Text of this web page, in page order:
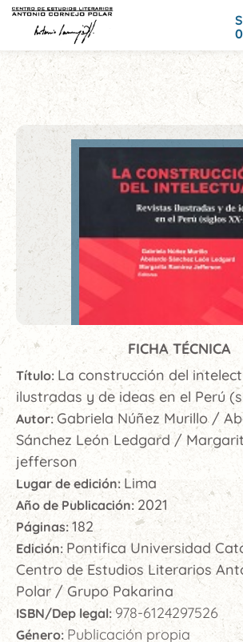
FICHA TÉCNICA
Título: La construcción del
ilustradas y de ideas en el Perú
Autor: Gabriela Núñez Murillo /
Sánchez León Ledgard /
jefferson
Lugar de edición: Lima
Año de Publicación: 2021
Páginas:182
Edición: Pontifica Universidad
Centro de Estudios Literarios
Polar / Grupo Pakarina
ISBN/Dep legal:978-6124297526
Género:Publicación propia